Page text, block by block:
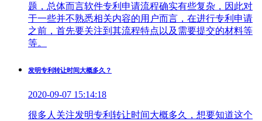
题，总体而言软件专利申请流程确实有些复杂，因此对
于一些并不熟悉相关内容的用户而言，在进行专利申请
之前，首先要关注到其流程特点以及需要提交的材料等
等。
发明专利转让时间大概多久？
2020-09-07 15:14:18
很多人关注发明专利转让时间大概多久，想要知道这个